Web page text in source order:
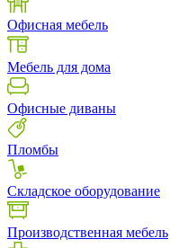
Офисная мебель
Мебель для дома
Офисные диваны
Пломбы
Складское оборудование
Производственная мебель